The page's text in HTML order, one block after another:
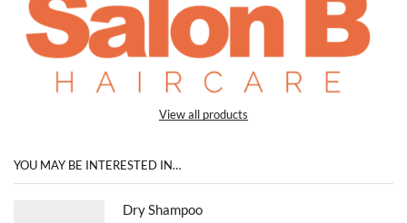
View all products
YOU MAY BE INTERESTED IN…
Dry Shampoo